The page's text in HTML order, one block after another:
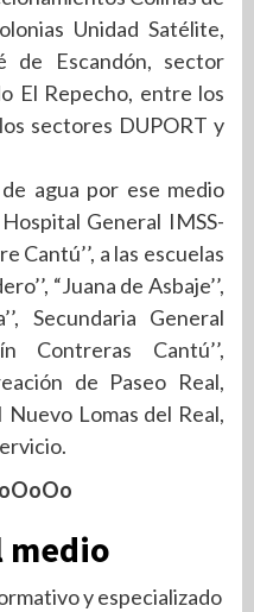
Unidad Satélite,
de Escandón, sector
El Repecho, entre los
sectores DUPORT y
agua por ese medio
General IMSS-
Cantú’’, a las escuelas
“Juana de Asbaje’’,
Secundaria General
Contreras Cantú’’,
de Paseo Real,
Lomas del Real,
medio
y especializado